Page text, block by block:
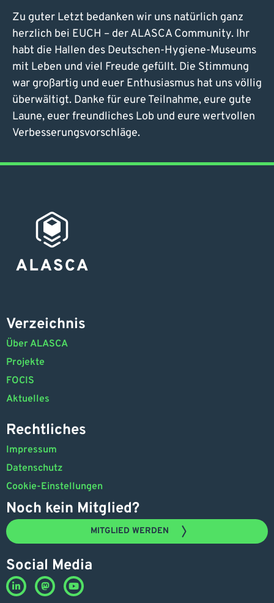
Zu guter Letzt bedanken wir uns natürlich ganz
herzlich bei EUCH – der ALASCA Community. Ihr
habt die Hallen des Deutschen-Hygiene-Museums
mit Leben und viel Freude gefüllt. Die Stimmung
war großartig und euer Enthusiasmus hat uns völlig
überwältigt. Danke für eure Teilnahme, eure gute
Laune, euer freundliches Lob und eure wertvollen
Verbesserungsvorschläge.
Verzeichnis
Über ALASCA
Projekte
FOCIS
Aktuelles
Rechtliches
Impressum
Datenschutz
Cookie-Einstellungen
Noch kein Mitglied?
MITGLIED WERDEN
Social Media